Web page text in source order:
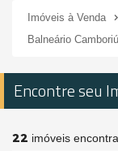
Imóveis à Venda
Balneário Camboriú
Encontre seu
22 imóveis